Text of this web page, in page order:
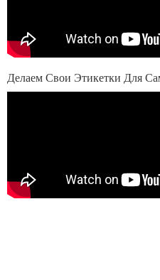
Делаем Свои Этикетки Для